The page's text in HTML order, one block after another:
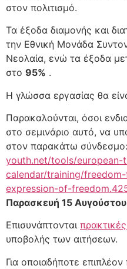
στον πολιτισμό.
Τα έξοδα διαμονής και
την Εθνική Μονάδα
Νεολαία, ενώ τα έξοδα
στο 95% .
Η γλώσσα εργασίας θα
Παρακαλούνται, όσοι
στο σεμινάριο αυτό, να
στον παρακάτω σύνδεσμο:
youth.net/tools/european-
calendar/training/
expression-of-
Παρασκευή 15
Επισυνάπτονται
υποβολής των αιτήσεων.
Για οποιαδήποτε